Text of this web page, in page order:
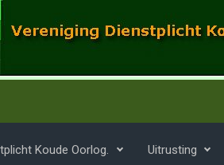
Koude Oorlog. Uitrusting